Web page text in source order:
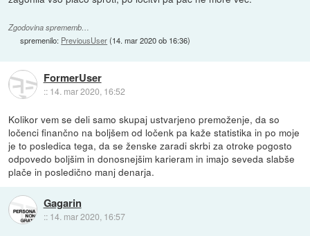
Zgodovina sprememb…
spremenilo: PreviousUser(14. mar 2020 ob 16:36)
FormerUser
:: 14. mar 2020, 16:52
Kolikor vem se deli samo skupaj ustvarjeno premoženje, da so
ločenci finančno na boljšem od ločenk pa kaže statistika in po moje
je to posledica tega, da se ženske zaradi skrbi za otroke pogosto
odpovedo boljšim in donosnejšim karieram in imajo seveda slabše
plače in posledično manj denarja.
Gagarin
:: 14. mar 2020, 16:57